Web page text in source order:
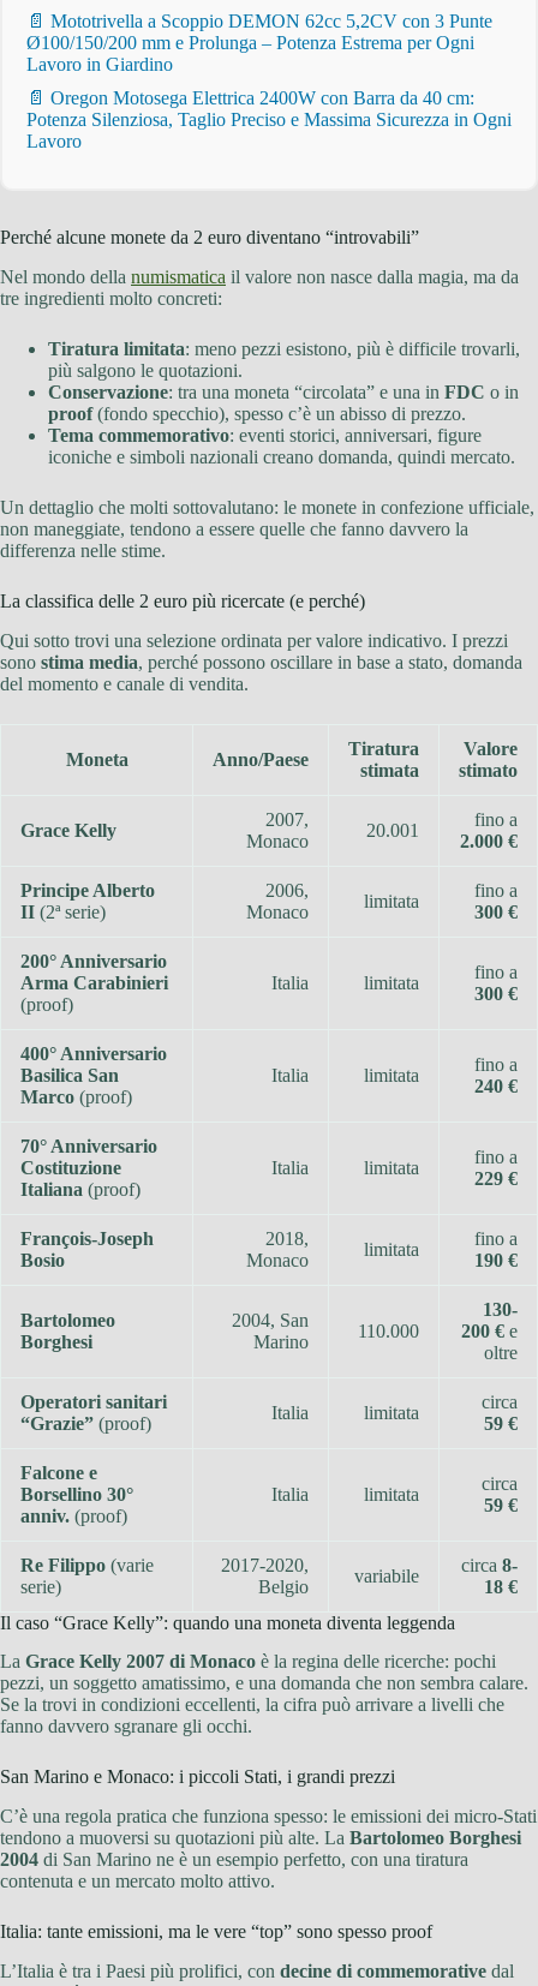
📄 Mototrivella a Scoppio DEMON 62cc 5,2CV con 3 Punte
Ø100/150/200 mm e Prolunga – Potenza Estrema per Ogni
Lavoro in Giardino
📄 Oregon Motosega Elettrica 2400W con Barra da 40 cm:
Potenza Silenziosa, Taglio Preciso e Massima Sicurezza in Ogni
Lavoro
Perché alcune monete da 2 euro diventano “introvabili”
Nel mondo della numismatica il valore non nasce dalla magia, ma da
tre ingredienti molto concreti:
Tiratura limitata: meno pezzi esistono, più è difficile trovarli,
più salgono le quotazioni.
Conservazione: tra una moneta “circolata” e una in FDC o in
proof(fondo specchio), spesso c’è un abisso di prezzo.
Tema commemorativo: eventi storici, anniversari, figure
iconiche e simboli nazionali creano domanda, quindi mercato.
Un dettaglio che molti sottovalutano: le monete in confezione ufficiale,
non maneggiate, tendono a essere quelle che fanno davvero la
differenza nelle stime.
La classifica delle 2 euro più ricercate (e perché)
Qui sotto trovi una selezione ordinata per valore indicativo. I prezzi
sono stima media, perché possono oscillare in base a stato, domanda
del momento e canale di vendita.
Moneta Anno/Paese
Tiratura
stimata
Valore
stimato
Grace Kelly
2007,
Monaco
20.001
fino a
2.000 €
Principe Alberto
II (2ª serie)
2006,
Monaco
limitata
fino a
300 €
200° Anniversario
Arma Carabinieri
(proof)
Italia limitata
fino a
300 €
400° Anniversario
Basilica San
Marco (proof)
Italia limitata
fino a
240 €
70° Anniversario
Costituzione
Italiana (proof)
Italia limitata
fino a
229 €
François-Joseph
Bosio
2018,
Monaco
limitata
fino a
190 €
Bartolomeo
Borghesi
2004, San
Marino
110.000
130-
200 € e
oltre
Operatori sanitari
“Grazie” (proof)
Italia limitata
circa
59 €
Falcone e
Borsellino 30°
anniv. (proof)
Italia limitata
circa
59 €
Re Filippo (varie
serie)
2017-2020,
Belgio
variabile
circa 8-
18 €
Il caso “Grace Kelly”: quando una moneta diventa leggenda
La Grace Kelly 2007 di Monaco è la regina delle ricerche: pochi
pezzi, un soggetto amatissimo, e una domanda che non sembra calare.
Se la trovi in condizioni eccellenti, la cifra può arrivare a livelli che
fanno davvero sgranare gli occhi.
San Marino e Monaco: i piccoli Stati, i grandi prezzi
C’è una regola pratica che funziona spesso: le emissioni dei micro-Stati
tendono a muoversi su quotazioni più alte. La Bartolomeo Borghesi
2004 di San Marino ne è un esempio perfetto, con una tiratura
contenuta e un mercato molto attivo.
Italia: tante emissioni, ma le vere “top” sono spesso proof
L’Italia è tra i Paesi più prolifici, con decine di commemorative dal